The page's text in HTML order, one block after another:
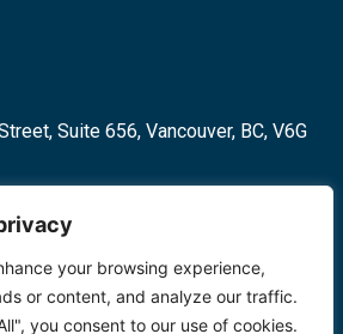
your browsing experience,
or content, and analyze our traffic.
you consent to our use of cookies.
Suite 656, Vancouver, BC, V6G
Canada